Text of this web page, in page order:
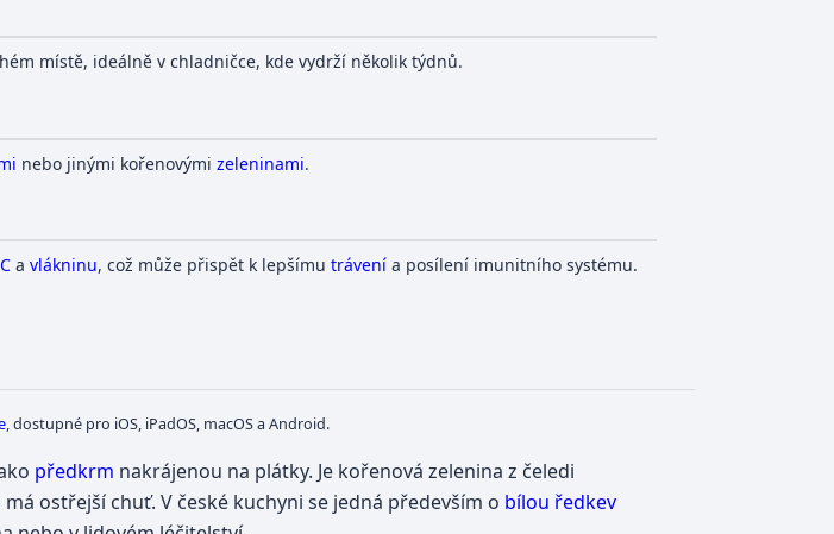
místě, ideálně v chladničce, kde vydrží několik týdnů.
nebo jinými kořenovými zeleninami.
a vlákninu, což může přispět k lepšímu trávenía posílení imunitního systému.
, dostupné pro iOS, iPadOS, macOS a Android.
předkrm nakrájenou na plátky. Je kořenová zelenina z čeledi
ostřejší chuť. V české kuchyni se jedná především o bílou ředkev